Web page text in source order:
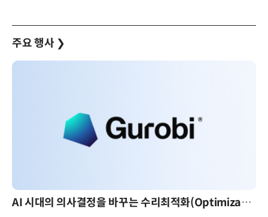
주요 행사 ❯
AI 시대의 의사결정을 바꾸는 수리최적화(Optimization): 실제 산업 적용 사례와 활용 전략